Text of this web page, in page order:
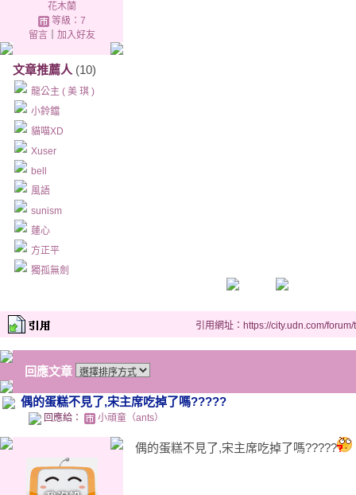
花木蘭
等級：7
留言｜ 加入好友
文章推薦人 (10)
龍公主 ( 美 琪 )
小鈴鐺
貓喵XD
Xuser
bell
風語
sunism
蓮心
方正平
獨孤無劍
引用網址：https://city.udn.com/
回應文章
偶的蛋糕不見了,宋主席吃掉了嗎?????
回應給： 小頑童（ants）
偶的蛋糕不見了,宋主席吃掉了嗎?????